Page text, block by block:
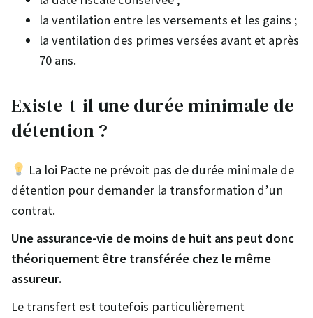
la ventilation entre les versements et les gains ;
la ventilation des primes versées avant et après
70 ans.
Existe-t-il une durée minimale de
détention ?
La loi Pacte ne prévoit pas de durée minimale de
détention pour demander la transformation d’un
contrat.
Une assurance-vie de moins de huit ans peut donc
théoriquement être transférée chez le même
assureur.
Le transfert est toutefois particulièrement